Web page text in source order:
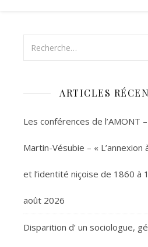
ARTICLES
Les conférences de l’AMONT
Martin-Vésubie – « L’annexion
et l’identité niçoise de 1860 à
août 2026
Disparition d’ un sociologue,